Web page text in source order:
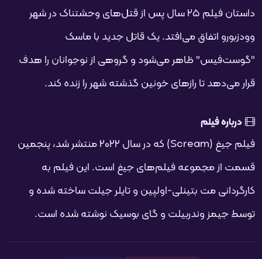
داستان فیلم ۲۵ سال پس از قتل‌های وحشتناک در شهر
وودزبورو اتفاق می‌افتد. یک قاتل جدید با ماسک
"گوست‌فیس" ظاهر می‌شود و گروهی از نوجوانان را هدف
قرار می‌دهد تا رازهای خونین گذشته شهر را زنده کند.
درباره فیلم
فیلم جیغ (Scream) که در سال ۲۰۲۲ منتشر شد، پنجمین
قسمت از مجموعه فیلم‌های جیغ است. این فیلم به
کارگردانی مت بتینلی-اولپین و تایلر جیلت ساخته شده و
توسط جیمز وندربیلت و گای بوسیک نوشته شده است.